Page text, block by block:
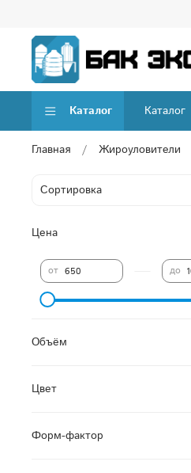
Каталог Каталог
Главная Жироуловители
Цена
от до
Объём
Цвет
Форм-фактор